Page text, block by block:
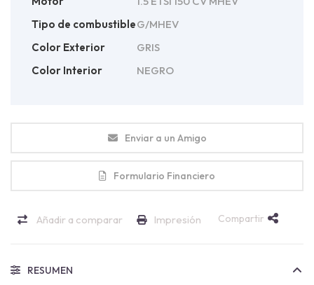
Tipo de combustibleG/MHEV
Color Exterior
GRIS
Color Interior
NEGRO
Enviar a un Amigo
Formulario Financiero
Añadir a comparar Impresión Compartir
RESUMEN